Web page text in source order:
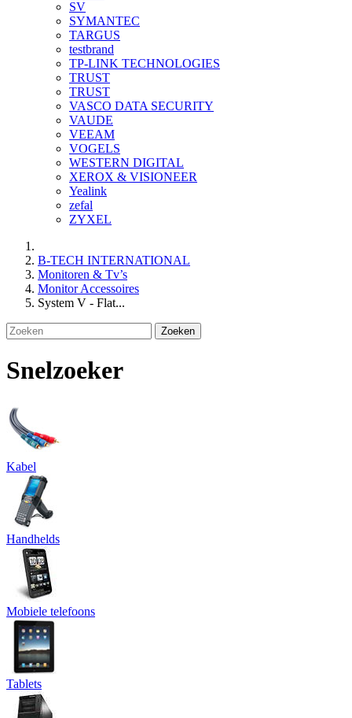
SV
SYMANTEC
TARGUS
testbrand
TP-LINK TECHNOLOGIES
TRUST
TRUST
VASCO DATA SECURITY
VAUDE
VEEAM
VOGELS
WESTERN DIGITAL
XEROX & VISIONEER
Yealink
zefal
ZYXEL
B-TECH INTERNATIONAL
Monitoren & Tv’s
Monitor Accessoires
System V - Flat...
Zoeken
Snelzoeker
Kabel
Handhelds
Mobiele telefoons
Tablets